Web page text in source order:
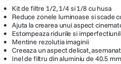
Kit de filtre 1/2, 1/4 si 1/8 cu husa
Reduce zonele luminoase si scade
Ajuta la crearea unui aspect
Estompeaza ridurile si
Mentine rezolutia imaginii
Creeaza un aspect delicat,
Inel de filtru din aluminiu de 40.5 mm